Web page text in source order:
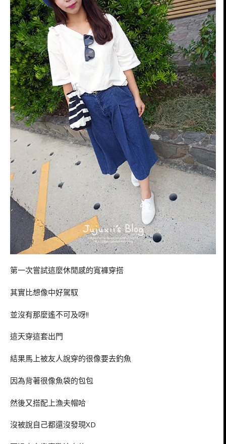
第一次嘗試這麼休閒感的寬褲穿搭
其實比想像中好駕馭
並沒有那麼遙不可及呀!!
這天穿這套出門
結果馬上被友人說穿的很像要去釣魚
因為背著很像魚袋的包包
然後又搭配上漁夫帽哈
沒被說自己都還沒發現XD